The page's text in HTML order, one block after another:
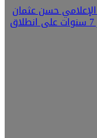
حسن عثمان
وأسرة «وطن رقمي» بمناسبة مرور 7 سنوات على انطلاق